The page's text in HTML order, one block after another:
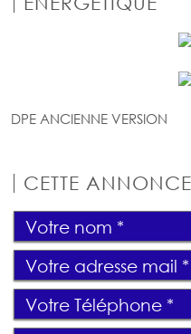
DPE ANCIENNE VERSION
CETTE